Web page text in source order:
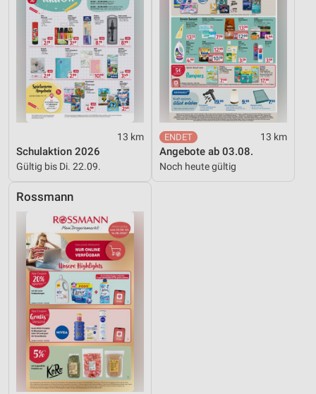
13 km
Schulaktion 2026
Gültig bis Di. 22.09.
13 km
Angebote ab 03.08.
Noch heute gültig
Rossmann